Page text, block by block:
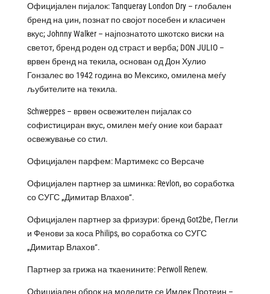
Официјален пијалок: Tanqueray London Dry – глобален
бренд на џин, познат по својот посебен и класичен
вкус; Johnny Walker – најпознатото шкотско виски на
светот, бренд роден од страст и верба; DON JULIO –
врвен бренд на текила, основан од Дон Хулио
Гонзалес во 1942 година во Мексико, омилена меѓу
љубителите на текила.
Schweppes – врвен освежителен пијалак со
софистициран вкус, омилен меѓу оние кои бараат
освежување со стил.
Официјален парфем: Мартимекс со Версаче
Официјален партнер за шминка: Revlon, во соработка
со СУГС „Димитар Влахов“.
Официјален партнер за фризури: бренд Got2be, Пегли
и Фенови за коса Philips, во соработка со СУГС
„Димитар Влахов“.
Партнер за грижа на ткаенините: Perwoll Renew.
Официјален оброк на моделите се Имлек Протеин –